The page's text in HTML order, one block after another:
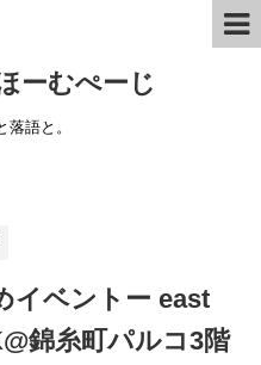
ーむぺーじ
落語と。
イベントー east
錦糸町パルコ3階